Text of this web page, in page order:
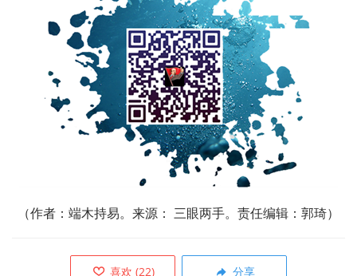
（作者： 端木持易。来源： 三眼两手。责任编辑：郭琦）
喜欢 (22) 分享